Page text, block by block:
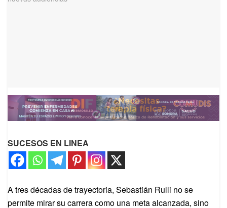
SUCESOS EN LINEA
A tres décadas de trayectoria, Sebastián Rulli no se
permite mirar su carrera como una meta alcanzada, sino